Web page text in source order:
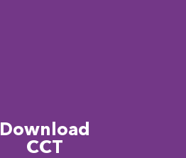
Download
CCT